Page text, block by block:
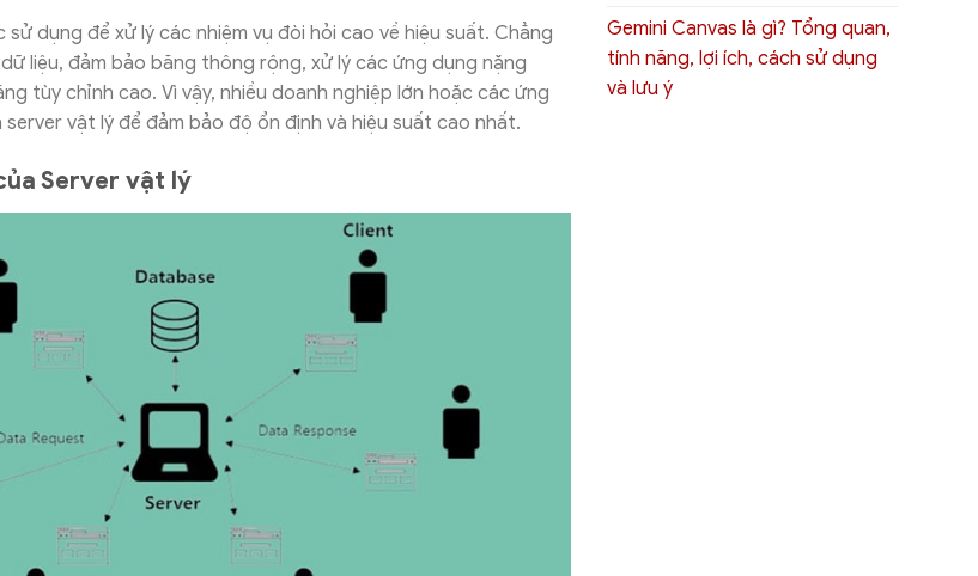
dụng để xử lý các nhiệm vụ đòi hỏi cao về hiệu suất. Chẳng
liệu, đảm bảo băng thông rộng, xử lý các ứng dụng nặng
tùy chỉnh cao. Vì vậy, nhiều doanh nghiệp lớn hoặc các ứng
vật lý để đảm bảo độ ổn định và hiệu suất cao nhất.
Server vật lý
Gemini Canvas là gì? Tổng quan,
tính năng, lợi ích, cách sử dụng
và lưu ý